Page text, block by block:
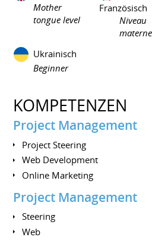
Mother
tongue level
Französisch
Niveau
Ukrainisch
Beginner
KOMPETENZEN
Project Management
Project Steering
Web Development
Online Marketing
Project Management
Steering
Web